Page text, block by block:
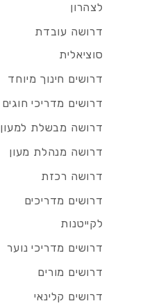
לצהרון
דרושה עובדת
סוציאלית
דרושים חינוך מיוחד
דרושים מדריכי חוגים
דרושה מבשלת למעון
דרושה מנהלת מעון
דרושה רכזת
דרושים מדריכים
לקייטנות
דרושים מדריכי נוער
דרושים מורים
דרושים קלינאי